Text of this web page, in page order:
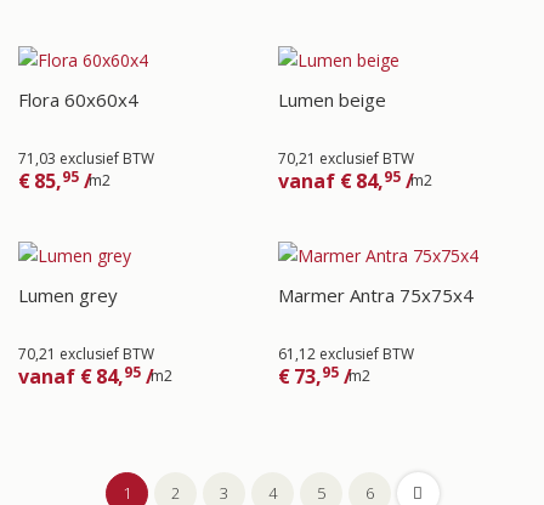
Flora 60x60x4
71,03 exclusief BTW
€85,95 /m2
Lumen beige
70,21 exclusief BTW
vanaf €84,95 /m2
Lumen grey
70,21 exclusief BTW
vanaf €84,95 /m2
Marmer Antra 75x75x4
61,12 exclusief BTW
€73,95 /m2
1 2 3 4 5 6